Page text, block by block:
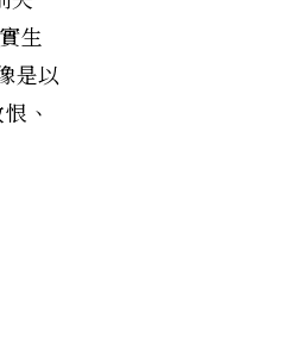
生
是以
、